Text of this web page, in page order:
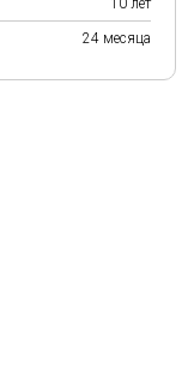
10 лет
24 месяца